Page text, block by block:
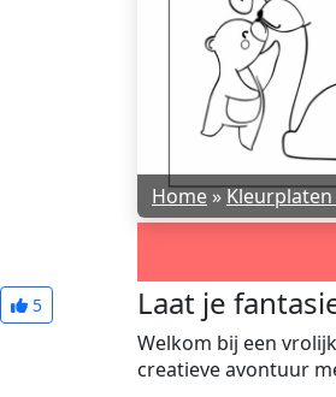
Home»
5 Laat je
Welkom bij een
creatieve avontuur